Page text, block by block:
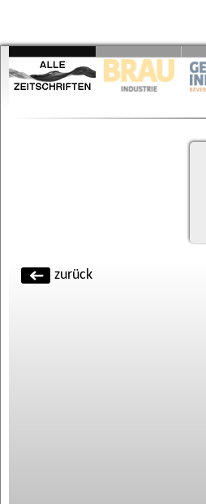
zurück